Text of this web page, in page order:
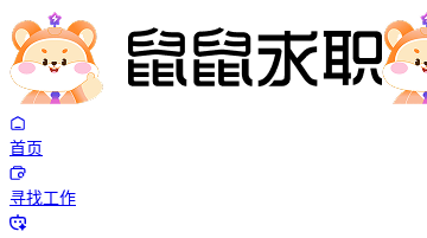
首页
寻找工作